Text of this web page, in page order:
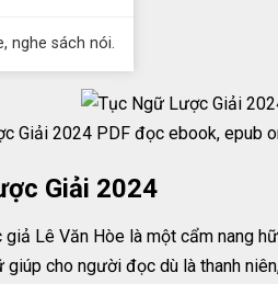
nghe sách nói.
Giải 2024 PDF đọc ebook, epub
Giải 2024
Lê Văn Hòe là một cẩm nang
cho người đọc dù là thanh